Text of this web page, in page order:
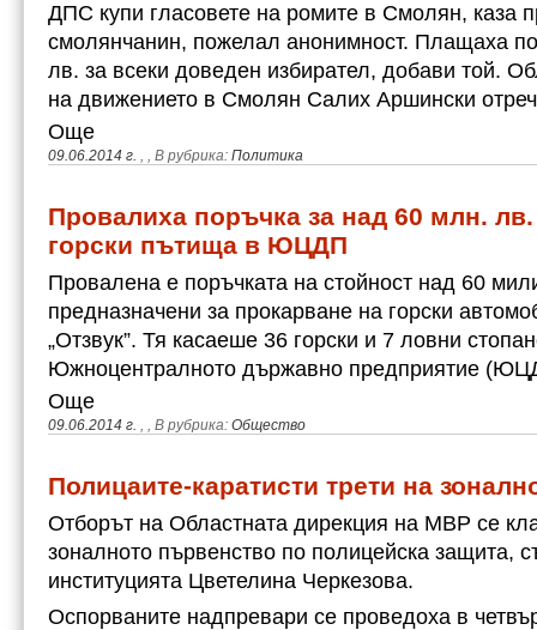
ДПС купи гласовете на ромите в Смолян, каза
смолянчанин, пожелал анонимност. Плащаха
лв. за всеки доведен избирател, добави той.
на движението в Смолян Салих Аршински
09.06.2014 г. , , В рубрика: Политика
Още
Провалиха поръчка за над 60 млн.
горски пътища в ЮЦДП
Провалена е поръчката на стойност над 60
предназначени за прокарване на горски
„Отзвук”. Тя касаеше 36 горски и 7 ловни
Южноцентралното държавно предприятие
09.06.2014 г. , , В рубрика: Общество
Още
Полицаите-каратисти трети на
Отборът на Областната дирекция на МВР се
зоналното първенство по полицейска защита,
институцията Цветелина Черкезова.
Оспорваните надпревари се проведоха в